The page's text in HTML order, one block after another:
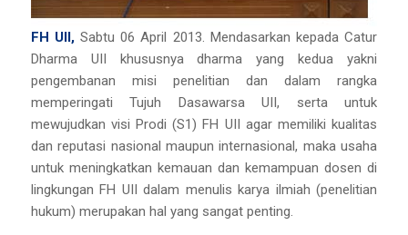
FH UII,Sabtu 06 April 2013. Mendasarkan kepada Catur
Dharma UII khususnya dharma yang kedua yakni
pengembanan misi penelitian dan dalam rangka
memperingati Tujuh Dasawarsa UII, serta untuk
mewujudkan visi Prodi (S1) FH UII agar memiliki kualitas
dan reputasi nasional maupun internasional, maka usaha
untuk meningkatkan kemauan dan kemampuan dosen di
lingkungan FH UII dalam menulis karya ilmiah (penelitian
hukum) merupakan hal yang sangat penting.